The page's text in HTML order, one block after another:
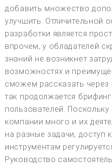
добавить множество
улучшить. Отличительной
разработки является
впрочем, у обладателей
знаний не возникнет
возможностях и
сможем рассказать через
так продолжается
пользователей.
компании много и их
на разные задачи, доступ
инструментам
Руководство